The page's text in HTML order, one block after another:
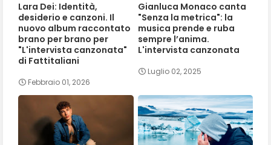
Lara Dei: Identità,
desiderio e canzoni. Il
nuovo album raccontato
brano per brano per
"L'intervista canzonata"
di Fattitaliani
Febbraio 01, 2026
Gianluca Monaco canta
"Senza la metrica": la
musica prende e ruba
sempre l’anima.
L'intervista canzonata
Luglio 02, 2025